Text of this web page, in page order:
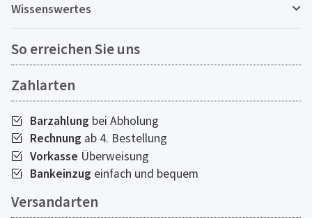
Wissenswertes
So erreichen Sie uns
Zahlarten
Barzahlung bei Abholung
Rechnung ab 4. Bestellung
Vorkasse Überweisung
Bankeinzug einfach und bequem
Versandarten